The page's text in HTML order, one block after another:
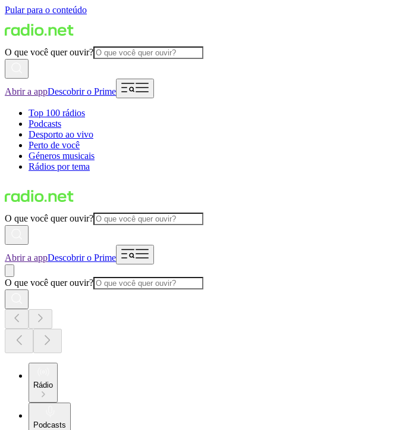
Pular para o conteúdo
O que você quer ouvir?
Abrir a appDescobrir o Prime
Top 100 rádios
Podcasts
Desporto ao vivo
Perto de você
Géneros musicais
Rádios por tema
O que você quer ouvir?
Abrir a appDescobrir o Prime
O que você quer ouvir?
Rádio
Podcasts